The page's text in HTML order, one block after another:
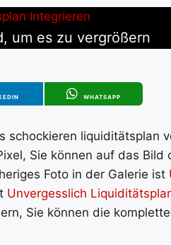
um es zu vergrößern
WHATSAPP
schockieren liquiditätsplan
Sie können auf das Bild
Foto in der Galerie ist
Unvergesslich
Sie können die